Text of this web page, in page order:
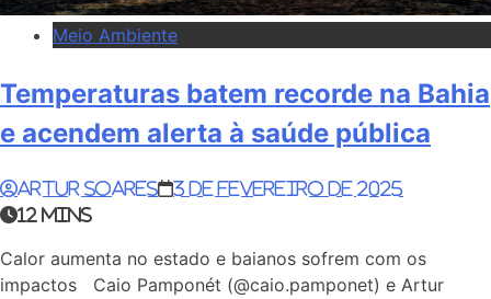
Meio Ambiente
Temperaturas batem recorde na Bahia
e acendem alerta à saúde pública
Artur Soares
3 de fevereiro de 2025
12 mins
Calor aumenta no estado e baianos sofrem com os
impactos Caio Pamponét (@caio.pamponet) e Artur